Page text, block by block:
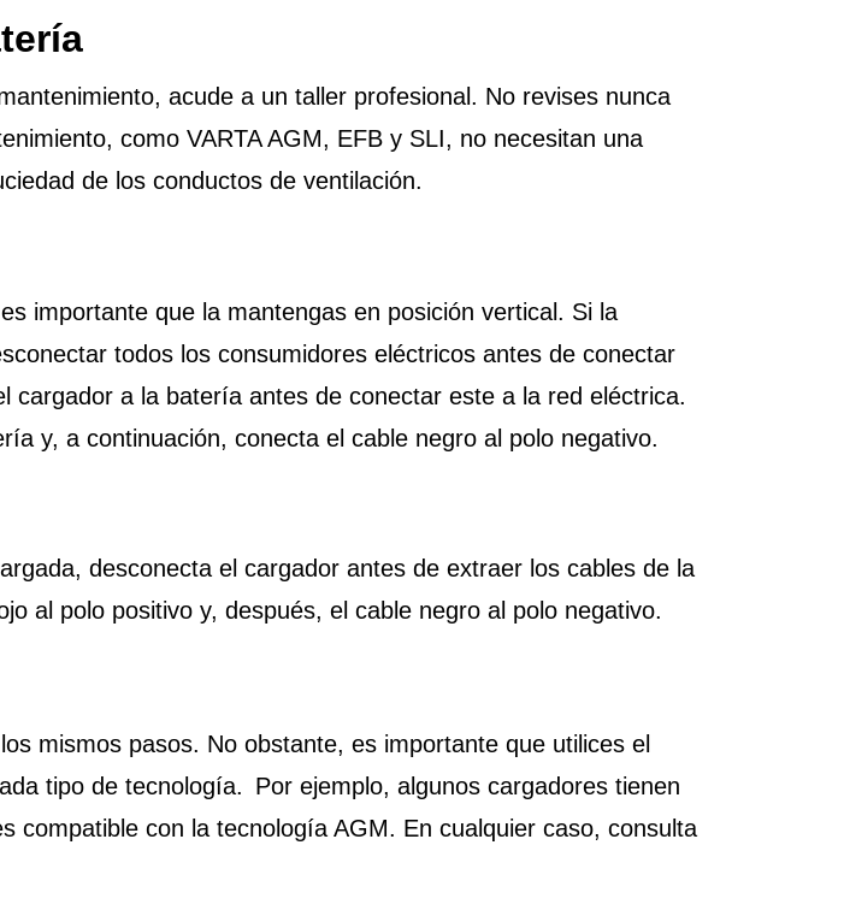
acude a un taller profesional. No revises nunca
como VARTA AGM, EFB y SLI, no necesitan una
de los conductos de ventilación.
importante que la mantengas en posición vertical. Si la
todos los consumidores eléctricos antes de conectar
cargador a la batería antes de conectar este a la red eléctrica.
y, a continuación, conecta el cable negro al polo negativo.
desconecta el cargador antes de extraer los cables de la
al polo positivo y, después, el cable negro al polo negativo.
mismos pasos. No obstante, es importante que utilices el
tipo de tecnología. Por ejemplo, algunos cargadores tienen
compatible con la tecnología AGM. En cualquier caso, consulta